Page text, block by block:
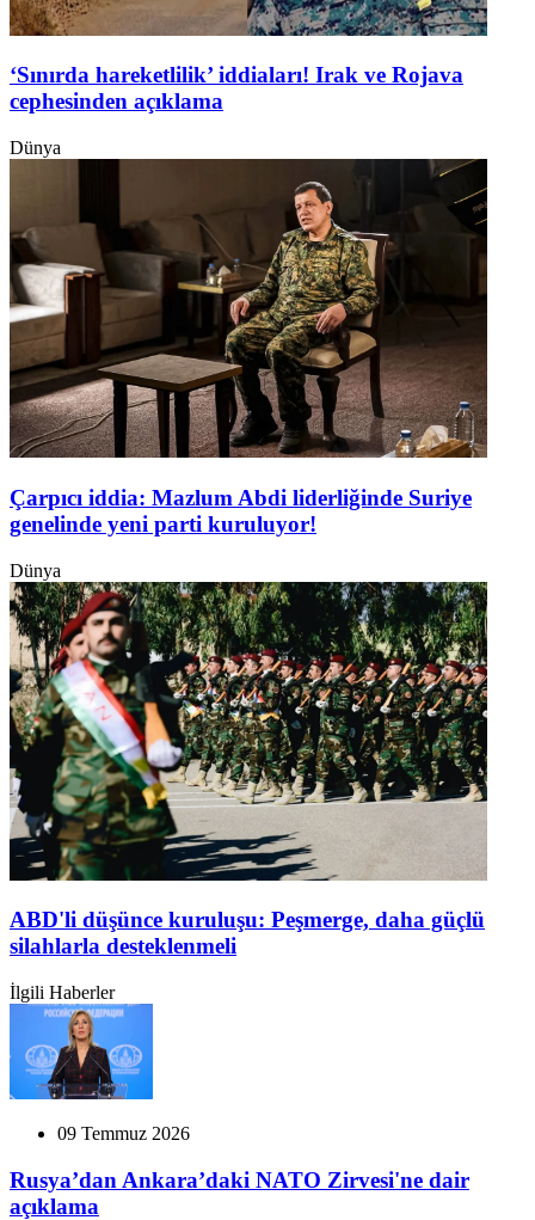
‘Sınırda hareketlilik’ iddiaları! Irak ve Rojava
cephesinden açıklama
Dünya
Çarpıcı iddia: Mazlum Abdi liderliğinde Suriye
genelinde yeni parti kuruluyor!
Dünya
ABD'li düşünce kuruluşu: Peşmerge, daha güçlü
silahlarla desteklenmeli
İlgili Haberler
09 Temmuz 2026
Rusya’dan Ankara’daki NATO Zirvesi'ne dair
açıklama